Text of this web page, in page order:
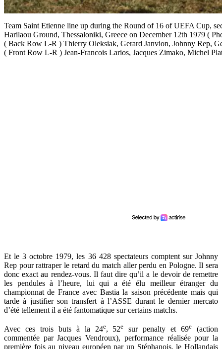
Team Saint Etienne line up during the Round of 16 of UEFA Cup,
Harilaou Ground, Thessaloniki, Greece on December 12th 1979 (
( Back Row L-R ) Thierry Oleksiak, Gerard Janvion, Johnny Rep,
( Front Row L-R ) Jean-Francois Larios, Jacques Zimako, Michel
Et le 3 octobre 1979, les 36 428 spectateurs comptent sur Johnny
Rep pour rattraper le retard du match aller perdu en Pologne. Il sera
donc exact au rendez-vous. Il faut dire qu’il a le devoir de remettre
les pendules à l’heure, lui qui a été élu meilleur étranger du
championnat de France avec Bastia la saison précédente mais qui
tarde à justifier son transfert à l’ASSE durant le dernier mercato
d’été tellement il a été fantomatique sur certains matchs.
Avec ces trois buts à la 24e, 52e sur penalty et 69e (action
commentée par Jacques Vendroux), performance réalisée pour la
première fois au niveau européen par un Stéphanois, le Hollandais